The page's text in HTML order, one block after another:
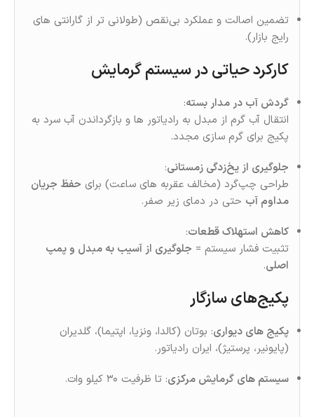
تضمین اصالت و عملکرد بی‌نقص (طولانی‌ تر از گارانتی‌ های
رایج بازار).
کارکرد حیاتی در سیستم گرمایش
گردش آب در مدار بسته:
انتقال آب گرم از مبدل به رادیاتور ها و بازگرداندن آب سرد به
پکیج برای گرم‌ سازی مجدد.
جلوگیری از یخ‌زدگی زمستانی:
طراحی چپ‌گرد (مخالف عقربه‌ های ساعت) برای حفظ جریان
مداوم آب حتی در دمای زیر صفر.
کاهش استهلاک قطعات:
تثبیت فشار سیستم = جلوگیری از آسیب به مبدل و پمپ
اصلی.
پکیج‌های سازگار
پکیج‌ های دیواری: بوتان (کالدا، ونزیا، اپتیما)، گلدیران
(پایونیر، پرستیژ)، ایران‌ رادیاتور.
سیستم‌ های گرمایش مرکزی: تا ظرفیت ۳۰ کیلو وات.